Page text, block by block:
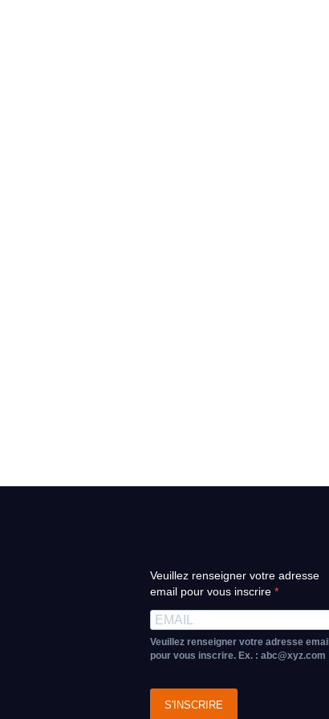
Veuillez renseigner votre adresse
email pour vous inscrire
Veuillez renseigner votre adresse email
pour vous inscrire. Ex. : abc@xyz.com
S'INSCRIRE